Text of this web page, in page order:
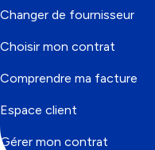
Changer de fournisseur
Choisir mon contrat
Comprendre ma facture
Espace client
Gérer mon contrat